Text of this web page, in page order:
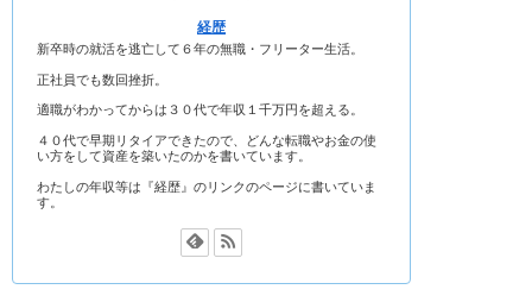
経歴
新卒時の就活を逃亡して６年の無職・フリーター生活。
正社員でも数回挫折。
適職がわかってからは３０代で年収１千万円を超える。
４０代で早期リタイアできたので、どんな転職やお金の使
い方をして資産を築いたのかを書いています。
わたしの年収等は『経歴』のリンクのページに書いていま
す。